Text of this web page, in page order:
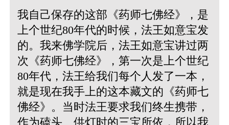
我自己保存的这部《药师七佛经》，是
上个世纪80年代的时候，法王如意宝发
的。我来佛学院后，法王如意宝讲过两
次《药师七佛经》，第一次是上个世纪
80年代，法王给我们每个人发了一本，
就是现在我手上的这本藏文的《药师七
佛经》。当时法王要求我们终生携带，
作为磕头、供灯时的三宝所依，所以我